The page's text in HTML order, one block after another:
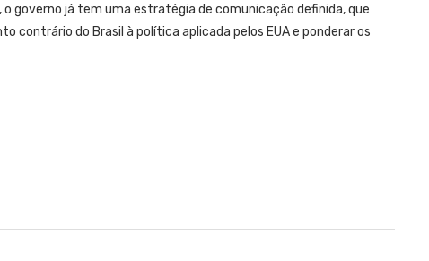
o governo já tem uma estratégia de comunicação definida, que
contrário do Brasil à política aplicada pelos EUA e ponderar os